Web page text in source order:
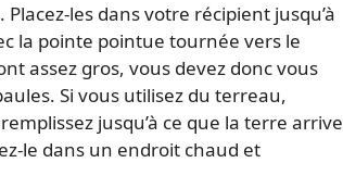
les dans votre récipient jusqu’à
la pointe pointue tournée vers le
assez gros, vous devez donc vous
Si vous utilisez du terreau,
jusqu’à ce que la terre arrive
le dans un endroit chaud et